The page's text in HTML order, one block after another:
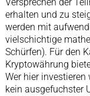
erhalten und zu
werden mit
vielschichtige
Schürfen). Für den
Kryptowährung
Wer hier
kein ausgefuchster